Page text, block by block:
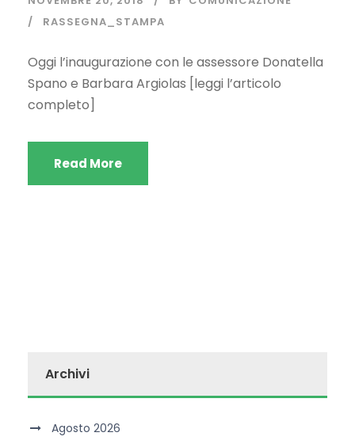
RASSEGNA_STAMPA
Oggi l’inaugurazione con le assessore Donatella
Spano e Barbara Argiolas [leggi l’articolo
completo]
Read More
Archivi
Agosto 2026